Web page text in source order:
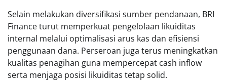
Selain melakukan diversifikasi sumber pendanaan, BRI
Finance turut memperkuat pengelolaan likuiditas
internal melalui optimalisasi arus kas dan efisiensi
penggunaan dana. Perseroan juga terus meningkatkan
kualitas penagihan guna mempercepat cash inflow
serta menjaga posisi likuiditas tetap solid.